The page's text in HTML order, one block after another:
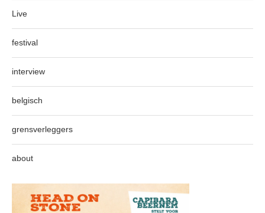
Live
festival
interview
belgisch
grensverleggers
about